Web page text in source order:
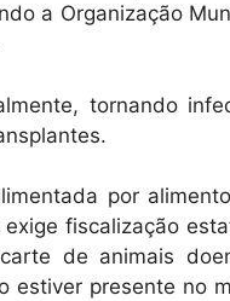
a Organização
tornando
por
fiscalização
de animais
estiver presente no